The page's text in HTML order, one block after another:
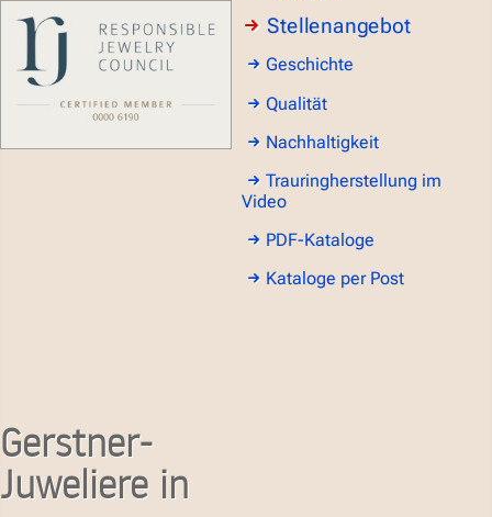
Stellenangebot
Geschichte
Qualität
Nachhaltigkeit
Trauringherstellung im
Video
PDF-Kataloge
Kataloge per Post
Gerstner-
Juweliere in